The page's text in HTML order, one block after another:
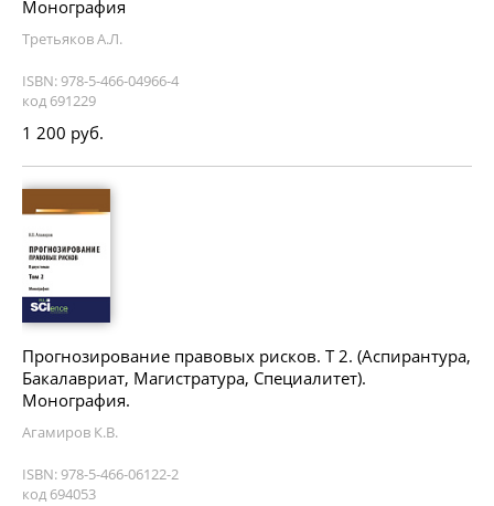
Монография
Третьяков А.Л.
ISBN: 978-5-466-04966-4
код 691229
1 200 руб.
Прогнозирование правовых рисков. Т 2. (Аспирантура,
Бакалавриат, Магистратура, Специалитет).
Монография.
Агамиров К.В.
ISBN: 978-5-466-06122-2
код 694053